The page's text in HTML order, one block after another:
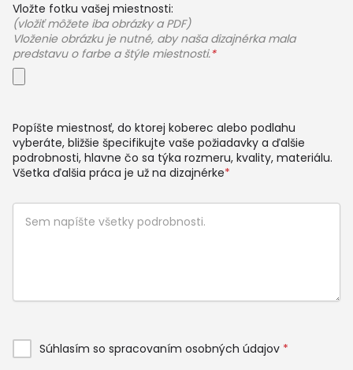
Vložte fotku vašej miestnosti:
(vložiť môžete iba obrázky a PDF)
Vloženie obrázku je nutné, aby naša dizajnérka mala
predstavu o farbe a štýle miestnosti.*
Popíšte miestnosť, do ktorej koberec alebo podlahu
vyberáte, bližšie špecifikujte vaše požiadavky a ďalšie
podrobnosti, hlavne čo sa týka rozmeru, kvality, materiálu.
Všetka ďalšia práca je už na dizajnérke*
Súhlasím so spracovaním osobných údajov *